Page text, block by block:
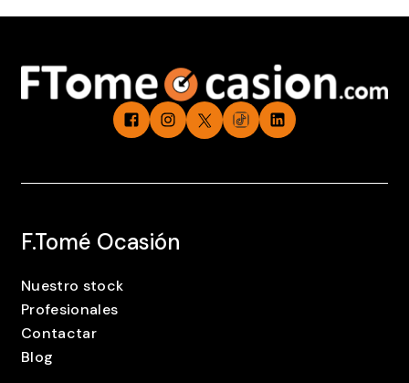
F.Tomé Ocasión
Nuestro stock
Profesionales
Contactar
Blog